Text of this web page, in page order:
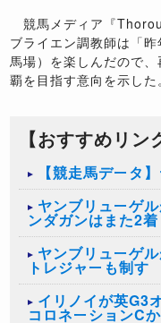
競馬メディア『
ブライエン調教師は「
馬場）を楽しんだので
覇を目指す意向を示した
【おすすめリン
【競走馬データ
ヤンブリューゲ
ンダガンはまた2着
ヤンブリューゲ
トレジャーも制す
イリノイが英G3
コロネーションCか